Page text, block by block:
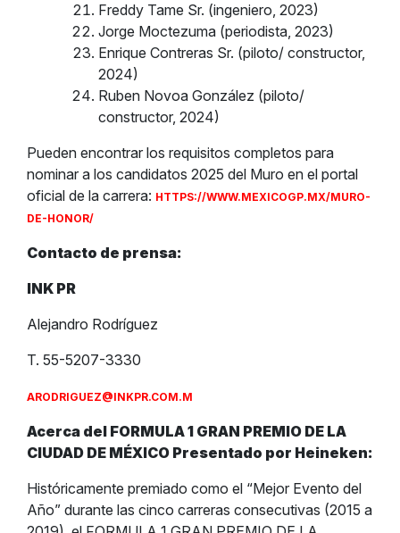
Freddy Tame Sr. (ingeniero, 2023)
Jorge Moctezuma (periodista, 2023)
Enrique Contreras Sr. (piloto/ constructor,
2024)
Ruben Novoa González (piloto/
constructor, 2024)
Pueden encontrar los requisitos completos para
nominar a los candidatos 2025 del Muro en el portal
oficial de la carrera: HTTPS://WWW.MEXICOGP.MX/MURO-
DE-HONOR/
Contacto de prensa:
INK PR
Alejandro Rodríguez
T. 55-5207-3330
ARODRIGUEZ@INKPR.COM.M
Acerca del FORMULA 1 GRAN PREMIO DE LA
CIUDAD DE MÉXICO Presentado por Heineken:
Históricamente premiado como el “Mejor Evento del
Año” durante las cinco carreras consecutivas (2015 a